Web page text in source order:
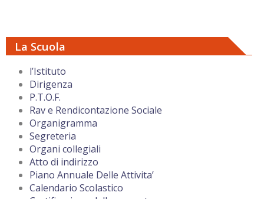
La Scuola
l’Istituto
Dirigenza
P.T.O.F.
Rav e Rendicontazione Sociale
Organigramma
Segreteria
Organi collegiali
Atto di indirizzo
Piano Annuale Delle Attivita’
Calendario Scolastico